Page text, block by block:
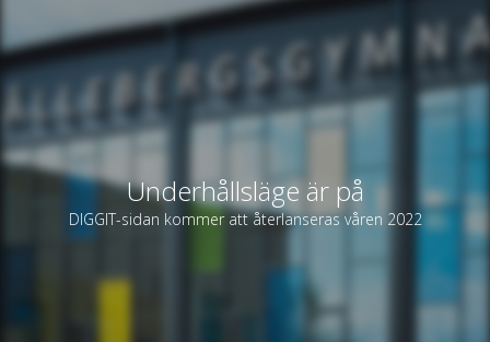
Underhållsläge är på
DIGGIT-sidan kommer att återlanseras våren 2022